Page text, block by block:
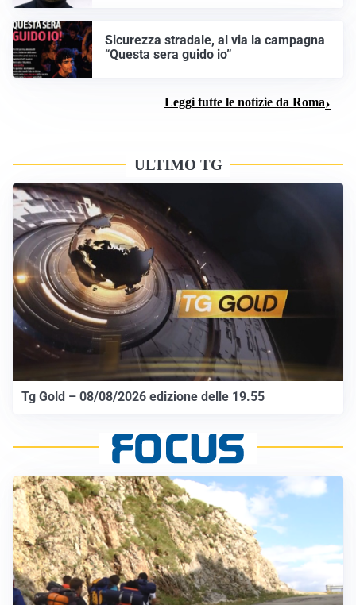
Sicurezza stradale, al via la campagna
“Questa sera guido io”
Leggi tutte le notizie da Roma
ULTIMO TG
Tg Gold – 08/08/2026 edizione delle 19.55